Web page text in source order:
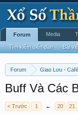
Forum Giao Lưu -
Buff Và Các
< Trước 1 ← 20 21
Forum
Tìm kiếm diễn đàn Bài
Media